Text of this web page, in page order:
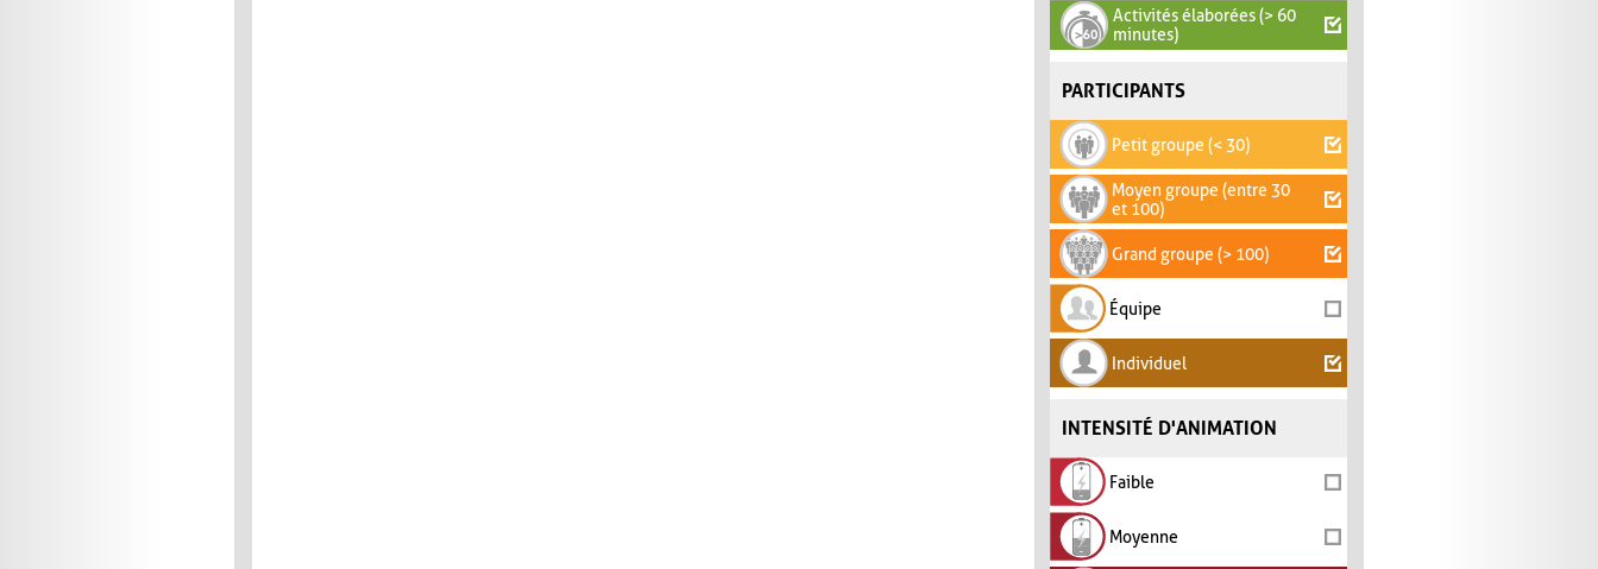
Activités élaborées (> 60
minutes)
PARTICIPANTS
Petit groupe (< 30)
Moyen groupe (entre 30
et 100)
Grand groupe (> 100)
Équipe
Individuel
INTENSITÉ D'ANIMATION
Faible
Moyenne